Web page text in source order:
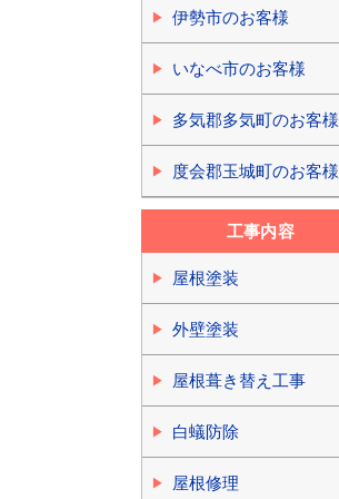
伊勢市のお客様
いなべ市のお客様
多気郡多気町のお客様
度会郡玉城町のお客様
工事内容
屋根塗装
外壁塗装
屋根葺き替え工事
白蟻防除
屋根修理